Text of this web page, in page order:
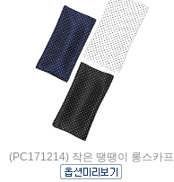
(PC171214) 작은 땡땡이 롱스카프